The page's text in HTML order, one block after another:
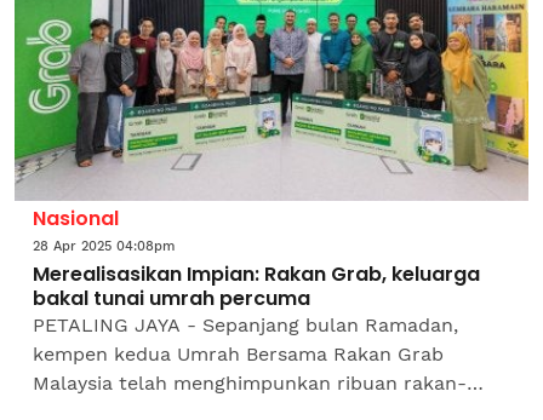
Nasional
28 Apr 2025 04:08pm
Merealisasikan Impian: Rakan Grab, keluarga
bakal tunai umrah percuma
PETALING JAYA - Sepanjang bulan Ramadan,
kempen kedua Umrah Bersama Rakan Grab
Malaysia telah menghimpunkan ribuan rakan-